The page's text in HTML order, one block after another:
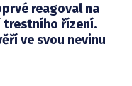
reagoval na
trestního řízení.
ve svou nevinu